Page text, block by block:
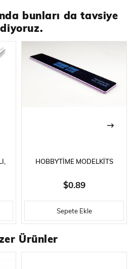
bunları da tavsiye
HOBBYTIME MODELKITS
HT764 ZIMPARA ÇUBUĞU
-320/800 GRID- 180 X 30 X 4
MM.
$0.89
Sepete Ekle
Ürünler